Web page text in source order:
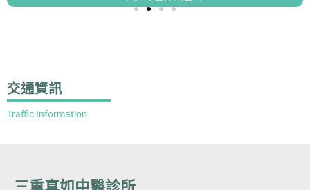
交通資訊
Traffic Information